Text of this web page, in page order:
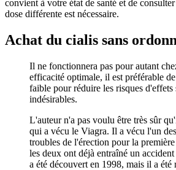
convient à votre état de santé et de
dose différente est nécessaire.
Achat du cialis sans
Il ne fonctionnera pas pour autant
efficacité optimale, il est préférable
faible pour réduire les risques d'effets
indésirables.
L'auteur n'a pas voulu être très sûr
qui a vécu le Viagra. Il a vécu l'un
troubles de l'érection pour la
les deux ont déjà entraîné un
a été découvert en 1998, mais il a été